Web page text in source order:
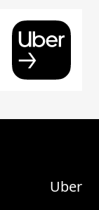
Uber